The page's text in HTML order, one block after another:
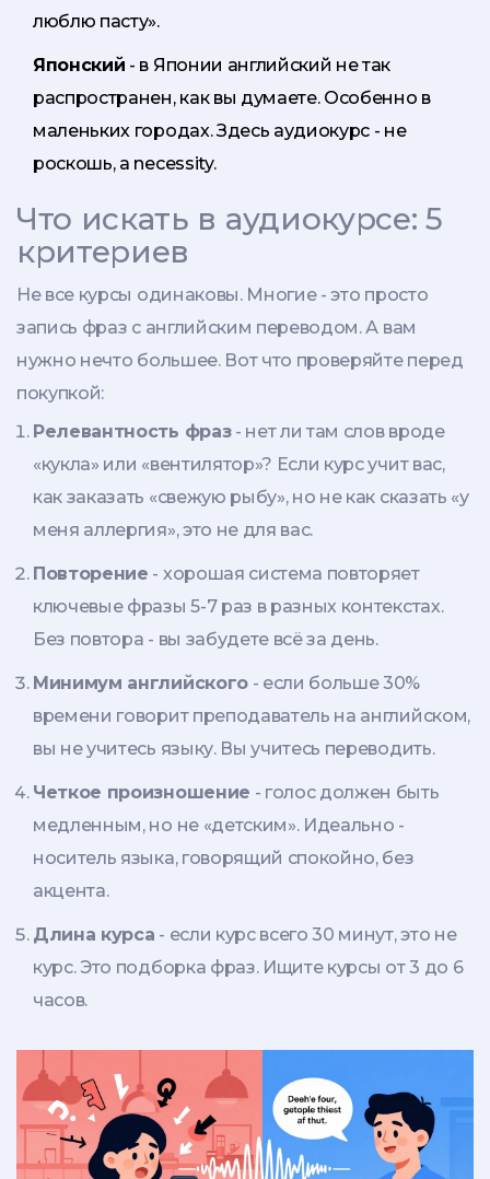
люблю пасту».
Японский - в Японии английский не так
распространен, как вы думаете. Особенно в
маленьких городах. Здесь аудиокурс - не
роскошь, а necessity.
Что искать в аудиокурсе: 5
критериев
Не все курсы одинаковы. Многие - это просто
запись фраз с английским переводом. А вам
нужно нечто большее. Вот что проверяйте перед
покупкой:
Релевантность фраз- нет ли там слов вроде
«кукла» или «вентилятор»? Если курс учит вас,
как заказать «свежую рыбу», но не как сказать «у
меня аллергия», это не для вас.
Повторение - хорошая система повторяет
ключевые фразы 5-7 раз в разных контекстах.
Без повтора - вы забудете всё за день.
Минимум английского- если больше 30%
времени говорит преподаватель на английском,
вы не учитесь языку. Вы учитесь переводить.
Четкое произношение - голос должен быть
медленным, но не «детским». Идеально -
носитель языка, говорящий спокойно, без
акцента.
Длина курса - если курс всего 30 минут, это не
курс. Это подборка фраз. Ищите курсы от 3 до 6
часов.